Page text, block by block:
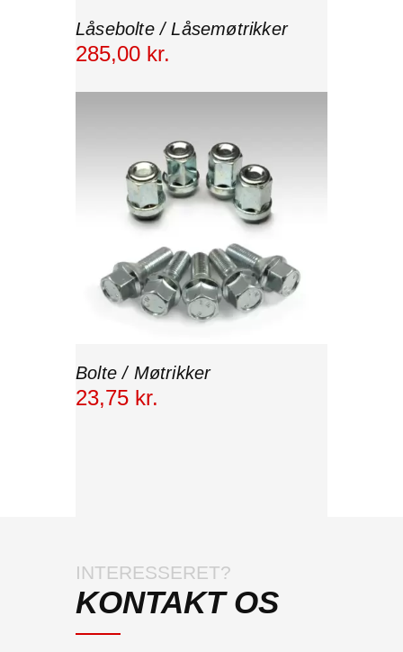
Låsebolte / Låsemøtrikker
285,00 kr.
Bolte / Møtrikker
23,75 kr.
INTERESSERET?
KONTAKT OS